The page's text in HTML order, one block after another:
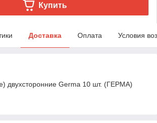
Купить
Доставка Оплата Условия
двухсторонние Germa 10 шт. (ГЕРМА)